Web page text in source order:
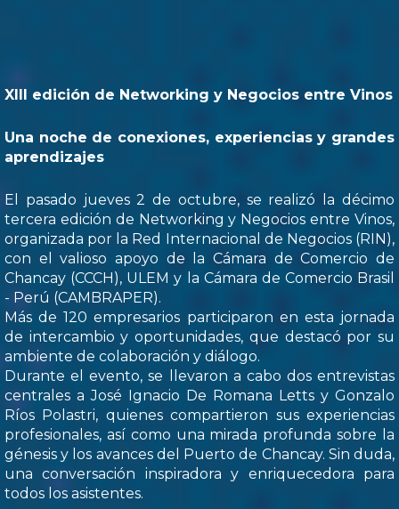
XIII edición de Networking y Negocios entre Vinos
Una noche de conexiones, experiencias y grandes
aprendizajes
El pasado jueves 2 de octubre, se realizó la décimo
tercera edición de Networking y Negocios entre Vinos,
organizada por la Red Internacional de Negocios (RIN),
con el valioso apoyo de la Cámara de Comercio de
Chancay (CCCH), ULEM y la Cámara de Comercio Brasil
- Perú (CAMBRAPER).
Más de 120 empresarios participaron en esta jornada
de intercambio y oportunidades, que destacó por su
ambiente de colaboración y diálogo.
Durante el evento, se llevaron a cabo dos entrevistas
centrales a José Ignacio De Romana Letts y Gonzalo
Ríos Polastri, quienes compartieron sus experiencias
profesionales, así como una mirada profunda sobre la
génesis y los avances del Puerto de Chancay. Sin duda,
una conversación inspiradora y enriquecedora para
todos los asistentes.